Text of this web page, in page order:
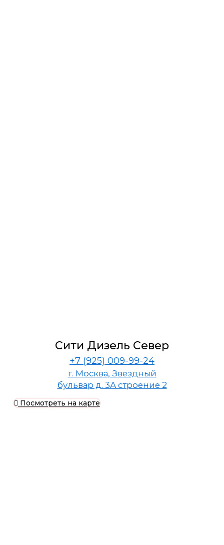
Сити Дизель Север
+7 (925) 009-99-24
г. Москва, Звездный
бульвар д. 3А строение 2
Посмотреть на карте